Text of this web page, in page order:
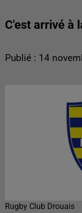
C'est arrivé à
Publié : 14
Rugby Club Drouais